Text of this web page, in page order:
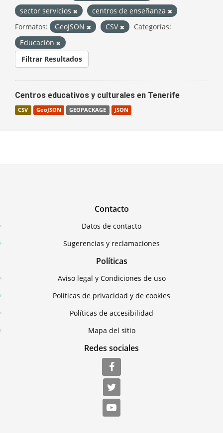
sector servicios
centros de enseñanza
Formatos:
GeoJSON CSV
Categorías:
Educación
Filtrar Resultados
Centros educativos y culturales en Tenerife
CSV GeoJSON GEOPACKAGE JSON
Contacto
Datos de contacto
Sugerencias y reclamaciones
Políticas
Aviso legal y Condiciones de uso
Políticas de privacidad y de cookies
Políticas de accesibilidad
Mapa del sitio
Redes sociales